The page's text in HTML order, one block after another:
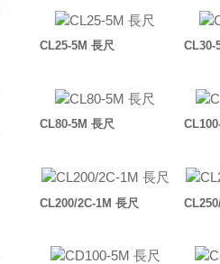
CL25-5M 長尺 CL30-
CL80-5M 長尺
CL200/2C-1M 長尺